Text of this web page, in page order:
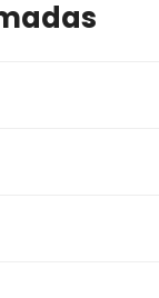
do
e a
R$